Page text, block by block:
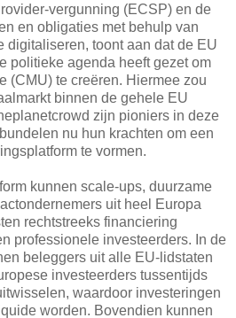
vergunning (ECSP) en de
en obligaties met behulp van
digitaliseren, toont aan dat de EU
politieke agenda heeft gezet om
(CMU) te creëren. Hiermee zou
binnen de gehele EU
zijn pioniers in deze
nu hun krachten om een
te vormen.
kunnen scale-ups, duurzame
uit heel Europa
rechtstreeks financiering
professionele investeerders. In de
beleggers uit alle EU-lidstaten
investeerders tussentijds
waardoor investeringen
worden. Bovendien kunnen